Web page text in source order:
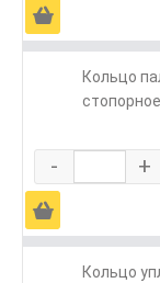
Ä
Кольцо
- +
Ä
Кольцо